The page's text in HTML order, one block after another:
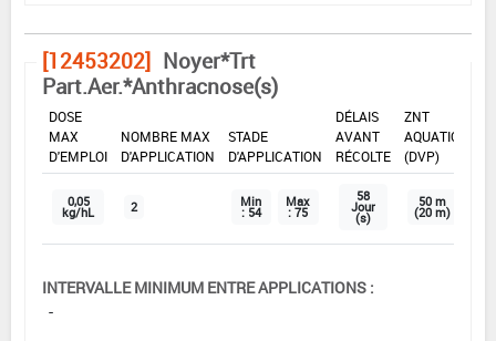
[12453202] Noyer*Trt
Part.Aer.*Anthracnose(s)
DOSE
MAX
D'EMPLOI
NOMBRE MAX
D'APPLICATION
STADE
D'APPLICATION
DÉLAIS
AVANT
RÉCOLTE
ZNT
AQUATIQUE
(DVP)
0,05
kg/hL 2 Min
: 54
Max
: 75
58
Jour
(s)
50 m
(20 m)
INTERVALLE MINIMUM ENTRE APPLICATIONS :
-